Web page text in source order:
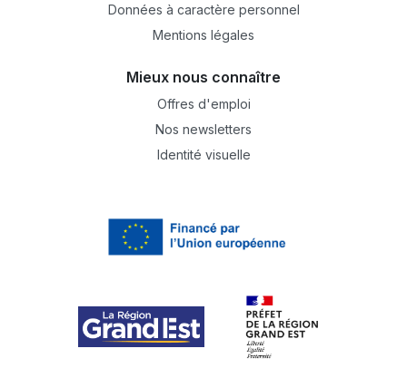
Données à caractère personnel
Mentions légales
Mieux nous connaître
Offres d'emploi
Nos newsletters
Identité visuelle